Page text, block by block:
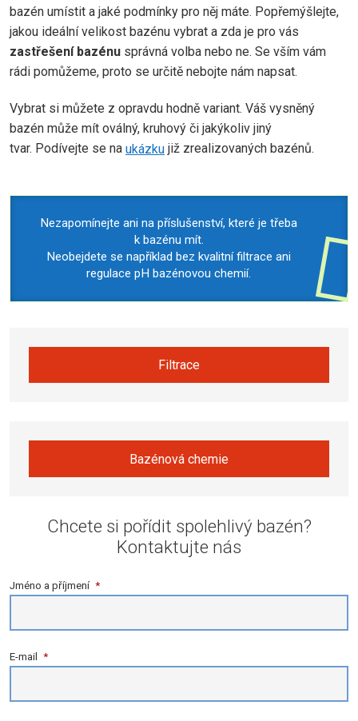
bazén umístit a jaké podmínky pro něj máte. Popřemýšlejte,
jakou ideální velikost bazénu vybrat a zda je pro vás
zastřešení bazénu správná volba nebo ne. Se vším vám
rádi pomůžeme, proto se určitě nebojte nám napsat.
Vybrat si můžete z opravdu hodně variant. Váš vysněný
bazén může mít oválný, kruhový či jakýkoliv jiný
tvar. Podívejte se na ukázku již zrealizovaných bazénů.
Nezapomínejte ani na příslušenství, které je třeba
k bazénu mít.
Neobejdete se například bez kvalitní filtrace ani
regulace pH bazénovou chemií.
Filtrace
Bazénová chemie
Chcete si pořídit spolehlivý bazén?
Kontaktujte nás
Jméno a příjmení *
E-mail *